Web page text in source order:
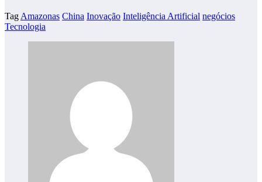
Tag Amazonas China Inovação Inteligência Artificial negócios
Tecnologia